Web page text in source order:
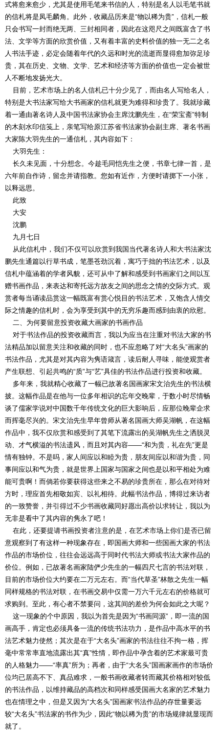
式将愈来愈少，尤其是使用毛笔来书信的人，特别是名人以毛笔书就
的信札将是凤毛麟角。此外，收藏品历来是“物以稀为贵”，信札一般
只会书写一封而绝无两、三封相同者，因此在这咫尺之间既富含了书
法、文学等方面的欣赏价值，又有着丰富的史料价值的独一无二之名
人书法手迹，必定会随着年代的久远和时光的流逝而显得愈加弥足珍
贵，其在历史、文物、文学、艺术和经济等方面的价值也一定会被世
人不断地发扬光大。
目前，艺术市场上的名人信札已十分少见了，而由名人写给名人，
特别是大书法家写给大书画家的信札就更为难得和珍贵了。我就珍藏
着一通由著名诗人及中国书法家协会主席沈鹏先生，在“荣宝斋”特制
的木刻水印信笺上，亲笔写给原江苏省书法家协会副主席、著名书画
大家陈大羽先生的一通信札，其内容如下：
大羽先生：
长久未见面，十分想念。今趁毛同恺先生之便，书章七律一首，是
六年前自作诗，留念并请指教。您如有近作，方便时请掷下一小张，
以释远思。
此致
大安
沈鹏
九月七日
从此信札中，我们不仅可以欣赏到我国当代著名诗人和大书法家沈
鹏先生通篇以行草书成，笔墨苍劲沉着，寓巧于拙的书法艺术，以及
信札中蕴涵着的学者风貌，还可从中了解和感受到书画家们之间以互
赠书画作品，来表达和寄托远方故友之间的思念之情的交际方式。观
赏者每当诵读品赏这一幅既富有赏心悦目的书法艺术，又饱含人情交
际之情趣的信札时，会为享受到其中的无穷乐趣而感到由衷的欣慰。
二、为何要留意投资收藏大画家的书画作品
对于书法作品的投资收藏而言，我以为应当在注重对书法大家的书
法精品加以留意关注和收藏的同时，也不应忽略了对“大名头”画家的
书法作品，尤其是对其内容为隽语箴言，读后耐人寻味，能使观赏者
产生联想、引起共鸣的“质”与“艺”具佳的书法作品进行投资和收藏。
多年来，我就精心收藏了一幅已故著名国画家宋文治先生的书法横
披。这幅作品是在他与一位多年相识的忘年交晚辈，于数小时尽情畅
谈了儒家学说对中国数千年传统文化的巨大影响后，应那位晚辈企求
而挥毫尽兴的。宋文治先生早年曾师从著名国画大师吴湖帆，在这幅
作品中，我不仅欣赏和感受到了其笔下流露出的吴湖帆先生之洒脱灵
动、才气横溢的书法遗风，而且对其内容——“和为贵，礼在先”更是
情有独钟。不是吗，家人间应以和睦为贵，朋友间应以和谐为贵，同
事间应以和气为贵，就是世界上国家与国家之间也是以和平相处为难
能可贵啊！而倘若你要获得这些来之不易的珍贵所在，那么在对待对
方时，理应首先相敬如宾、以礼相待。此幅书法作品，博得过来访者
的一致赞誉，并引得过不少书画收藏同好愿出高价以求转让，我以为
无非是看中了其内容的隽永了吧！
在此，还要提请书画投资者注意的是，在艺术市场上你们是否已留
意观察到了有这样一种现象存在，即国画大师和一些国画大家的书法
作品的市场价位，往往会远远高于同时代书法大师或书法大家作品的
价位。例如，已故著名画家陆俨少先生的一幅四尺七言的书法对联，
目前的市场价位大约要在二万元左右。而“当代草圣”林散之先生一幅
同样规格的书法对联，在书画交易中仅需一万六千元左右的价格就可
求购到。至此，有心者不禁要问，这其间的差价为何会如此之大呢？
这一现象的个中原因，我以为首先是因为“书画同源”，即一流的国
画高手，肯定也必须具备一流的传统书法功力，是作品中高水平的书
法艺术魅力使然；其次是在于“大名头”画家的书法往往不拘一格，挥
毫中常常率直地流露出其“真”性情，即作品中孕含着的艺术家最可贵
的人格魅力——“率真”所为；再者，由于“大名头”国画家画作的市场价
位均已居高不下、真品难求，一般书画收藏者转而藏其价格相对较低
的书法作品，以维持藏品的高档次和同样感受国画大名家的艺术魅力
也在情理之中，但是又因为“大名头”国画家书法作品的存世量要远
较“大名头”书法家的书作为少，因此“物以稀为贵”的市场规律就显现而
就了。